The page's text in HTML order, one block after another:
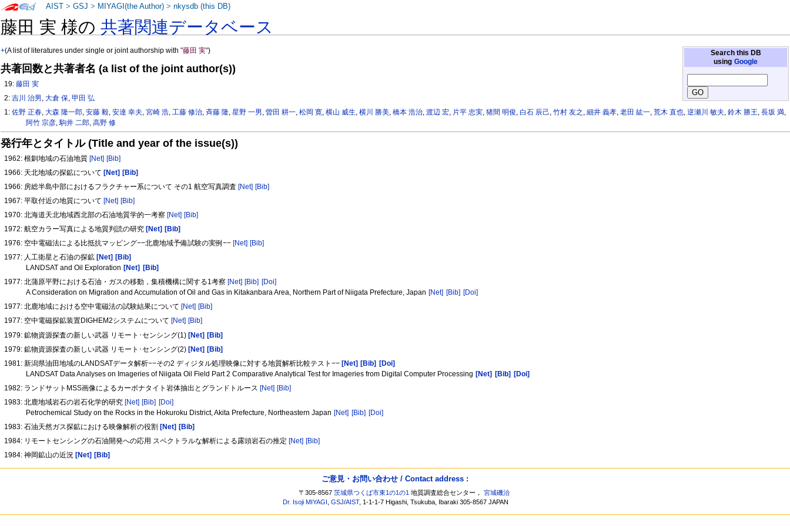
藤田 実 様の共著関連データベース
Search this DB
using Google
+(A list of literatures under single or joint authorship with"藤田 実")
共著回数と共著者名 (a list of the joint author(s))
19:藤田 実
2:吉川 治男,大倉 保,甲田 弘
1:佐野 正春,大森 隆一郎,安藤 毅,安達 幸夫,宮崎 浩,工藤 修治,斉藤 隆,星野 一男,曽田 耕一,松岡 寛,横山 威生,横川 勝美,橋本 浩治,渡辺 宏, 片平 忠実,猪間 明俊,白石 辰己,竹村 友之 ,細井 義孝,老田 紘一,荒木 直也,逆瀬川 敏夫,鈴木 勝王,長坂 満,
阿竹 宗彦,駒井 二郎, 高野 修
発行年とタイトル (Title and year of the issue(s))
1962: 根釧地域の石油地質 [Net] [Bib]
1966: 天北地域の探鉱について [Net] [Bib]
1966: 房総半島中部におけるフラクチャー系について その1 航空写真調査 [Net] [Bib]
1967: 平取付近の地質について [Net] [Bib]
1970: 北海道天北地域西北部の石油地質学的一考察 [Net] [Bib]
1972: 航空カラー写真による地質判読の研究 [Net] [Bib]
1976: 空中電磁法による比抵抗マッピング−−北鹿地域予備試験の実例−− [Net] [Bib]
1977: 人工衛星と石油の探鉱 [Net] [Bib]
LANDSAT and Oil Exploration [Net]
[Bib]
1977: 北蒲原平野における石油・ガスの移動，集積機構に関する1考察 [Net] [Bib] [Doi]
A Consideration on Migration and Accumulation of Oil and Gas in Kitakanbara Area, Northern Part of Niigata Prefecture, Japan [Net] [Bib] [Doi]
1977: 北鹿地域における空中電磁法の試験結果について [Net] [Bib]
1977: 空中電磁探鉱装置DIGHEM2システムについて [Net] [Bib]
1979: 鉱物資源探査の新しい武器 リモート･センシング(1)[Net] [Bib]
1979: 鉱物資源探査の新しい武器 リモート･センシング(2)[Net] [Bib]
1981: 新潟県油田地域のLANDSATデータ解析−−その2 ディジタル処理映像に対する地質解析比較テスト−−[Net] [Bib] [Doi]
LANDSAT Data Analyses on Imageries of Niigata Oil Field Part 2 Comparative Analytical Test for Imageries from Digital Computer Processing [Net] [Bib] [Doi]
1982: ランドサットMSS画像によるカーボナタイト岩体抽出とグランドトルース[Net] [Bib]
1983: 北鹿地域岩石の岩石化学的研究[Net] [Bib] [Doi]
Petrochemical Study on the Rocks in the Hokuroku District, Akita Prefecture, Northeastern Japan [Net] [Bib] [Doi]
1983: 石油天然ガス探鉱における映像解析の役割[Net] [Bib]
1984: リモートセンシングの石油開発への応用 スペクトラルな解析による露頭岩石の推定[Net] [Bib]
1984: 神岡鉱山の近況[Net] [Bib]
AIST >GSJ > MIYAGI(the Author) >nkysdb (this DB)
ご意見・お問い合わせ / Contact address :
〒305-8567茨城県つくば市東1の1の1 地質調査総合センター，宮城磯治
Dr. Isoji MIYAGI ,GSJ/AIST, 1-1-1-7 Higashi, Tsukuba, Ibaraki 305-8567 JAPAN